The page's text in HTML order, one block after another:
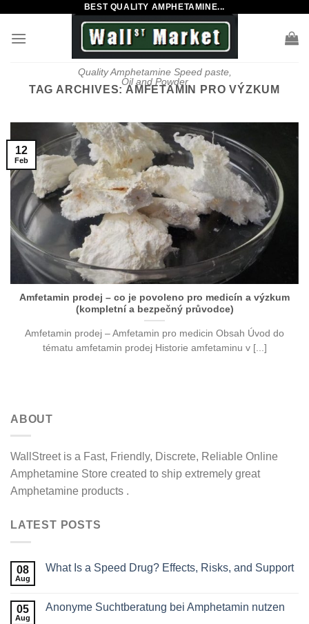
content
BEST QUALITY AMPHETAMINE...
Quality Amphetamine Speed paste,
Oil and Powder
TAG ARCHIVES: AMFETAMIN PRO VÝZKUM
Amfetamin prodej – co je povoleno pro medicín a výzkum
(kompletní a bezpečný průvodce)
Amfetamin prodej – Amfetamin pro medicin Obsah Úvod do
tématu amfetamin prodej Historie amfetaminu v [...]
12
Feb
ABOUT
WallStreet is a Fast, Friendly, Discrete, Reliable Online
Amphetamine Store created to ship extremely great
Amphetamine products .
LATEST POSTS
08
Aug
What Is a Speed Drug? Effects, Risks, and Support
05
Aug
Anonyme Suchtberatung bei Amphetamin nutzen